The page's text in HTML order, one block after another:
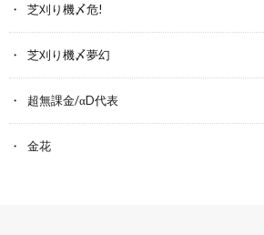
芝刈り機〆危!
芝刈り機〆夢幻
超無課金/αD代表
金花